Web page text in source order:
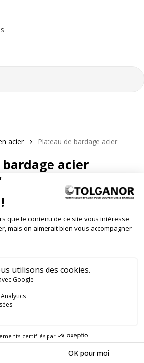
acier Plateau de bardage acier
acier
Filtres
à votre sélection.
acier est un élément essentiel dans la
double peau. Il sert de support au
bâtiments industriels, tertiaires ou
une façade performante et structurée.